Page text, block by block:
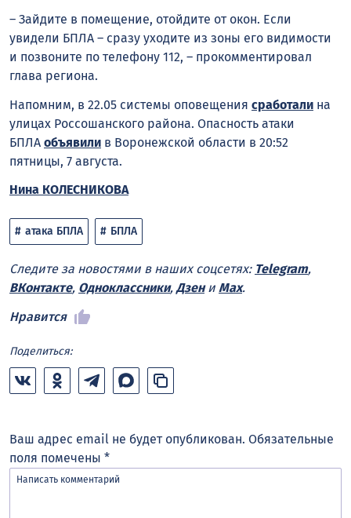
– Зайдите в помещение, отойдите от окон. Если
увидели БПЛА – сразу уходите из зоны его видимости
и позвоните по телефону 112, – прокомментировал
глава региона.
Напомним, в 22.05 системы оповещения сработали на
улицах Россошанского района. Опасность атаки
БПЛА объявили в Воронежской области в 20:52
пятницы, 7 августа.
Нина КОЛЕСНИКОВА
атака БПЛА БПЛА
Следите за новостями в наших соцсетях: Telegram,
ВКонтакте, Одноклассники, Дзени Max.
Нравится
Поделиться:
Ваш адрес email не будет опубликован. Обязательные
поля помечены *